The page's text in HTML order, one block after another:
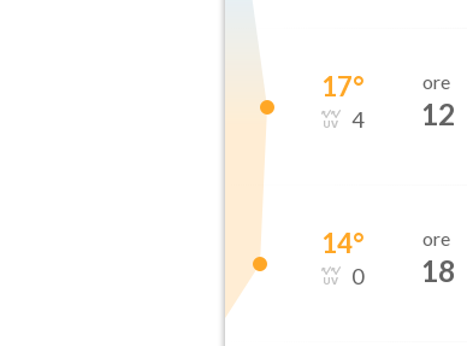
17°
4
ore
12
14°
0
ore
18